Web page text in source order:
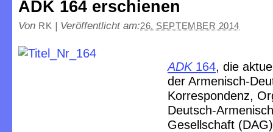
ADK 164 erschienen
Von RK | Veröffentlicht am:26. SEPTEMBER 2014
ADK 164, die
der Armenisch-
Korrespondenz,
Deutsch-
Gesellschaft (DAG)